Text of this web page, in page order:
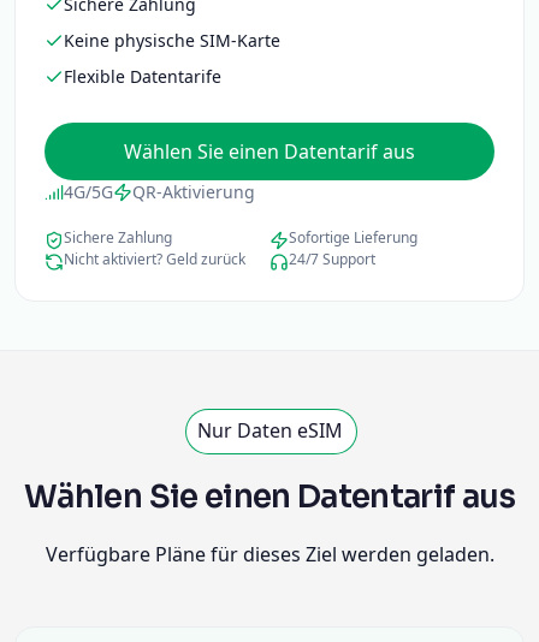
Keine physische SIM-Karte
Flexible Datentarife
Wählen Sie einen Datentarif aus
4G/5G QR-Aktivierung
Sichere Zahlung
Sofortige Lieferung
Nicht aktiviert? Geld zurück
24/7 Support
Nur Daten eSIM
Wählen Sie einen Datentarif aus
Verfügbare Pläne für dieses Ziel werden geladen.